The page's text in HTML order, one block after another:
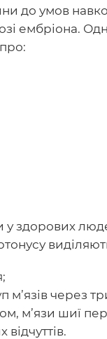
до умов
ембріона.
здорових
через
м’язи шиї